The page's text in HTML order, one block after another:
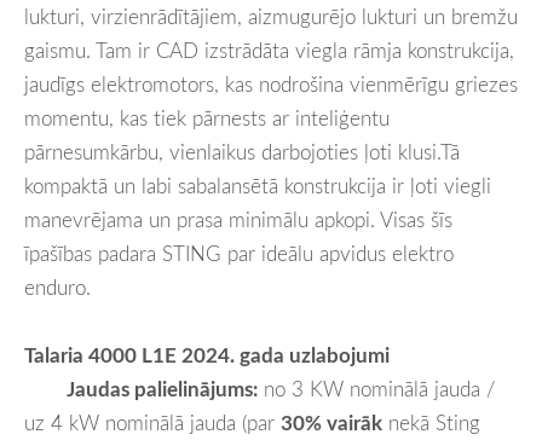
lukturi, virzienrādītājiem, aizmugurējo lukturi un bremžu
gaismu. Tam ir CAD izstrādāta viegla rāmja konstrukcija,
jaudīgs elektromotors, kas nodrošina vienmērīgu griezes
momentu, kas tiek pārnests ar inteliģentu
pārnesumkārbu, vienlaikus darbojoties ļoti klusi.Tā
kompaktā un labi sabalansētā konstrukcija ir ļoti viegli
manevrējama un prasa minimālu apkopi. Visas šīs
īpašības padara STING par ideālu apvidus elektro
enduro.
Talaria 4000 L1E 2024. gada uzlabojumi
Jaudas palielinājums: no 3 KW nominālā jauda /
uz 4 kW nominālā jauda (par 30% vairāk nekā Sting